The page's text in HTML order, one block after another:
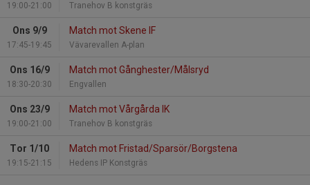
19:00-21:00 Tranehov B konstgräs
Ons 9/9
17:45-19:45
Match mot Skene IF
Vävarevallen A-plan
Ons 16/9
18:30-20:30
Match mot Gånghester/Målsryd
Engvallen
Ons 23/9
19:00-21:00
Match mot Vårgårda IK
Tranehov B konstgräs
Tor 1/10
19:15-21:15
Match mot Fristad/Sparsör/Borgstena
Hedens IP Konstgräs